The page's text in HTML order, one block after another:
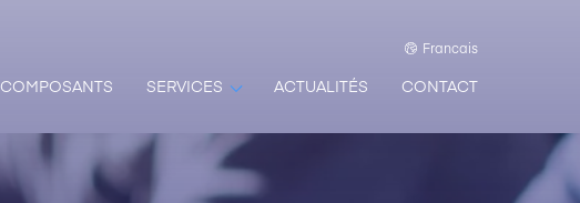
Francais
COMPOSANTS SERVICES ACTUALITÉS CONTACT